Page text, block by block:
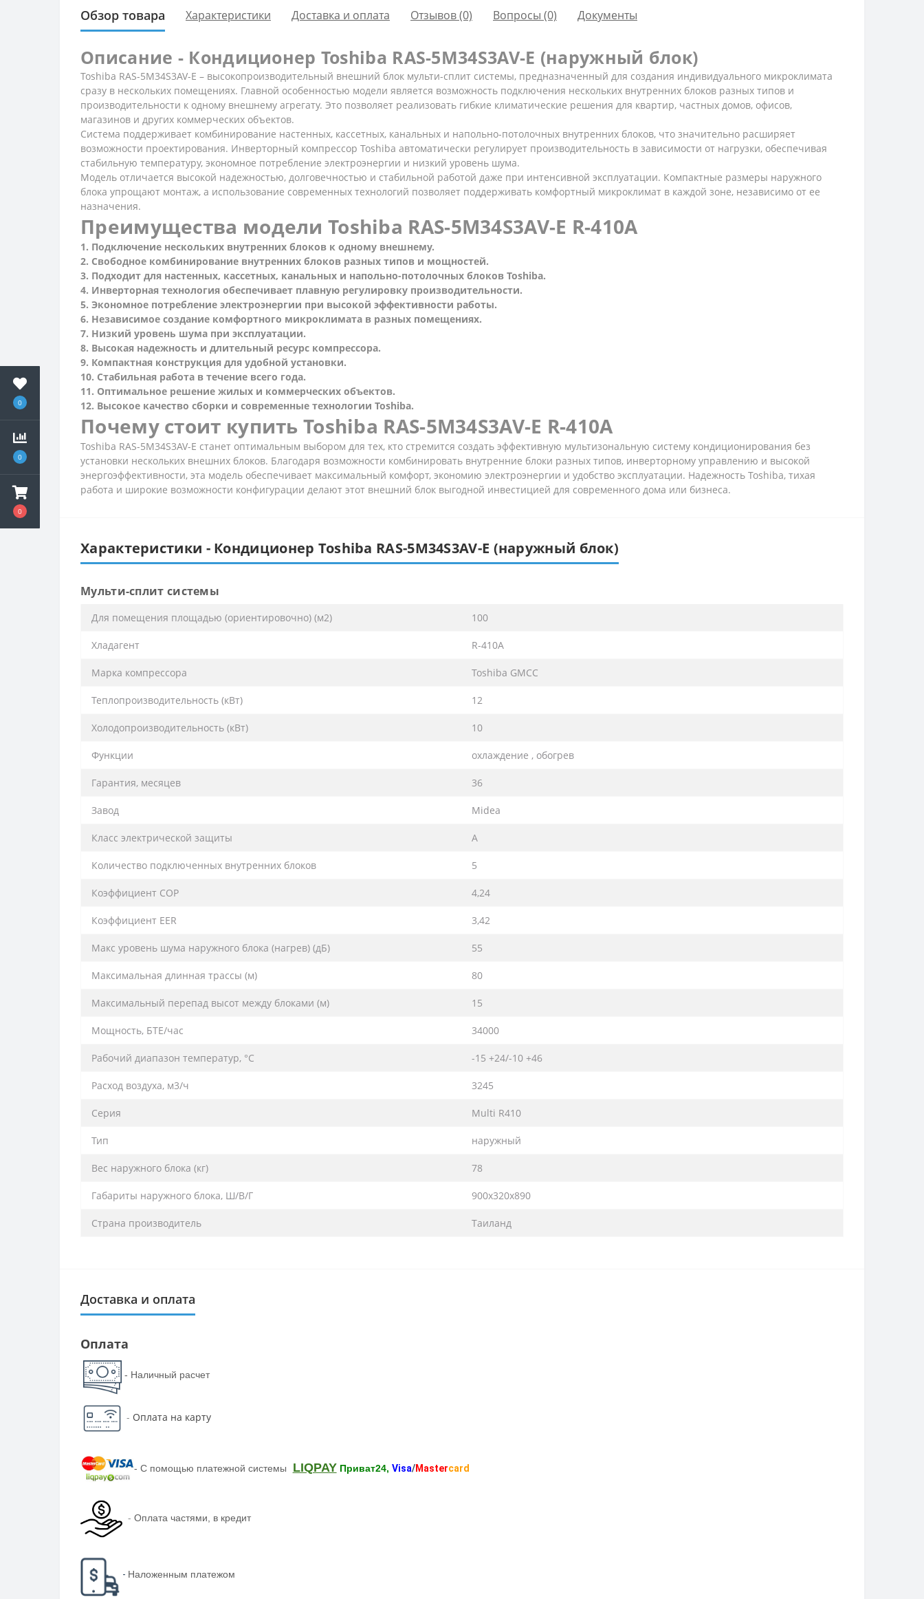
0
0
0
Обзор товара Характеристики Доставка и оплата Отзывов (0) Вопросы (0) Документы
Описание - Кондиционер Toshiba RAS-5M34S3AV-E (наружный блок)
Toshiba RAS-5M34S3AV-E – высокопроизводительный внешний блок мульти-сплит системы, предназначенный для создания индивидуального микроклимата
сразу в нескольких помещениях. Главной особенностью модели является возможность подключения нескольких внутренних блоков разных типов и
производительности к одному внешнему агрегату. Это позволяет реализовать гибкие климатические решения для квартир, частных домов, офисов,
магазинов и других коммерческих объектов.
Система поддерживает комбинирование настенных, кассетных, канальных и напольно-потолочных внутренних блоков, что значительно расширяет
возможности проектирования. Инверторный компрессор Toshiba автоматически регулирует производительность в зависимости от нагрузки, обеспечивая
стабильную температуру, экономное потребление электроэнергии и низкий уровень шума.
Модель отличается высокой надежностью, долговечностью и стабильной работой даже при интенсивной эксплуатации. Компактные размеры наружного
блока упрощают монтаж, а использование современных технологий позволяет поддерживать комфортный микроклимат в каждой зоне, независимо от ее
назначения.
Преимущества модели Toshiba RAS-5M34S3AV-E R-410A
1. Подключение нескольких внутренних блоков к одному внешнему.
2. Свободное комбинирование внутренних блоков разных типов и мощностей.
3. Подходит для настенных, кассетных, канальных и напольно-потолочных блоков Toshiba.
4. Инверторная технология обеспечивает плавную регулировку производительности.
5. Экономное потребление электроэнергии при высокой эффективности работы.
6. Независимое создание комфортного микроклимата в разных помещениях.
7. Низкий уровень шума при эксплуатации.
8. Высокая надежность и длительный ресурс компрессора.
9. Компактная конструкция для удобной установки.
10. Стабильная работа в течение всего года.
11. Оптимальное решение жилых и коммерческих объектов.
12. Высокое качество сборки и современные технологии Toshiba.
Почему стоит купить Toshiba RAS-5M34S3AV-E R-410A
Toshiba RAS-5M34S3AV-E станет оптимальным выбором для тех, кто стремится создать эффективную мультизональную систему кондиционирования без
установки нескольких внешних блоков. Благодаря возможности комбинировать внутренние блоки разных типов, инверторному управлению и высокой
энергоэффективности, эта модель обеспечивает максимальный комфорт, экономию электроэнергии и удобство эксплуатации. Надежность Toshiba, тихая
работа и широкие возможности конфигурации делают этот внешний блок выгодной инвестицией для современного дома или бизнеса.
Характеристики - Кондиционер Toshiba RAS-5M34S3AV-E (наружный блок)
Мульти-сплит системы
Для помещения площадью (ориентировочно) (м2) 100
Хладагент R-410A
Марка компрессора Toshiba GMCC
Теплопроизводительность (кВт) 12
Холодопроизводительность (кВт) 10
Функции охлаждение , обогрев
Гарантия, месяцев 36
Завод Midea
Класс электрической защиты A
Количество подключенных внутренних блоков 5
Коэффициент COP 4,24
Коэффициент EER 3,42
Макс уровень шума наружного блока (нагрев) (дБ) 55
Максим­альная длинная трассы (м­) 80
Максим­альный п­ереп­ад высот м­ежду блокам­и (м­) 15
Мощность, БТЕ/час 34000
Рабочий диапазон температур, °С -15 +24/-10 +46
Расход воздуха, м3/ч 3245
Серия Multi R410
Тип наружный
Вес наружного блока (кг) 78
Габариты наружного блока, Ш/В/Г 900х320х890
Страна производитель Таиланд
Доставка и оплата
Оплата
- Наличный расчет
- Оплата на карту
- С помощью платежной системы LIQPAY Приват24, Visa/Mastercard
- Оплата частями, в кредит
- Наложенным платежом